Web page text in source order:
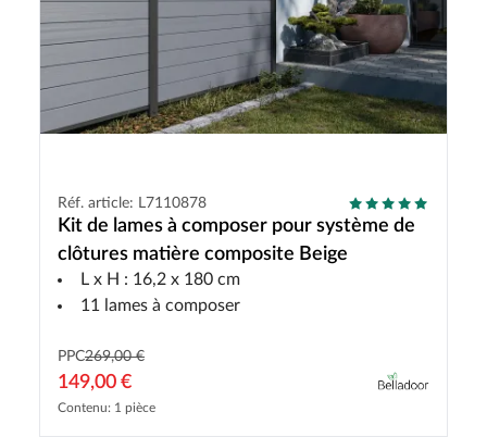
Réf. article: L7110878
Kit de lames à composer pour système de
clôtures matière composite Beige
L x H : 16,2 x 180 cm
11 lames à composer
PPC269,00 €
149,00 €
Contenu: 1 pièce